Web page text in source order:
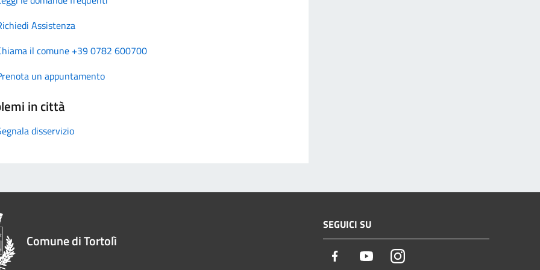
Assistenza
il comune +39 0782 600700
un appuntamento
in città
disservizio
Comune di Tortolì
SEGUICI SU
Facebook YoutubeInstagram